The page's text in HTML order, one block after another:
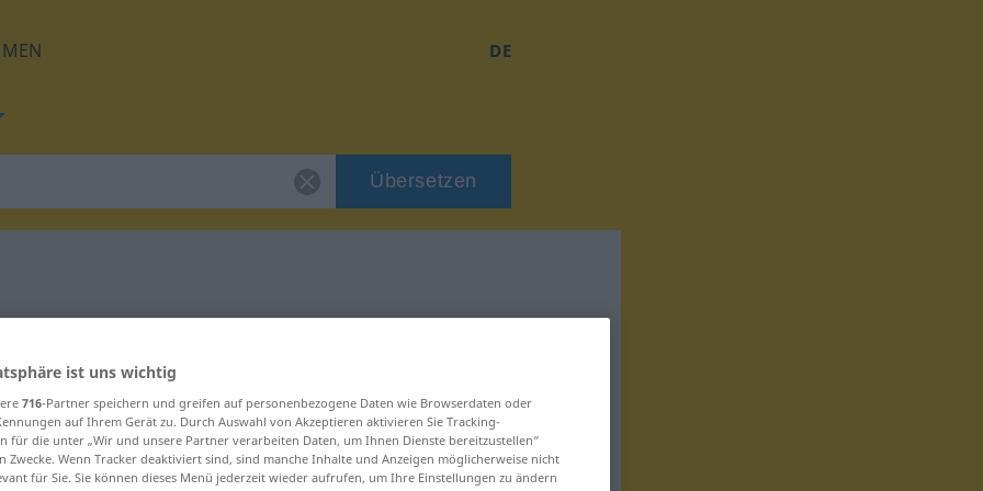
DE
Übersetzen
für "Horizont"
ist uns wichtig
716-Partner speichern und greifen auf personenbezogene Daten wie Browserdaten oder
auf Ihrem Gerät zu. Durch Auswahl von Akzeptieren aktivieren Sie Tracking-
für die unter „Wir und unsere Partner verarbeiten Daten, um Ihnen Dienste bereitzustellen“
Zwecke. Wenn Tracker deaktiviert sind, sind manche Inhalte und Anzeigen möglicherweise nicht
für Sie. Sie können dieses Menü jederzeit wieder aufrufen, um Ihre Einstellungen zu ändern